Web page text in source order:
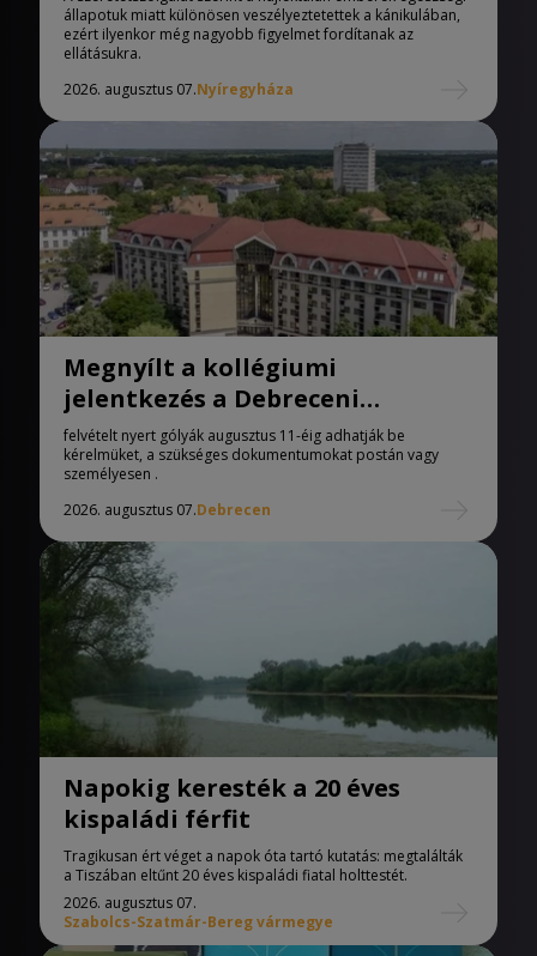
állapotuk miatt különösen veszélyeztetettek a kánikulában,
ezért ilyenkor még nagyobb figyelmet fordítanak az
ellátásukra.
2026. augusztus 07.Nyíregyháza
Megnyílt a kollégiumi
jelentkezés a Debreceni
Egyetemen
felvételt nyert gólyák augusztus 11-éig adhatják be
kérelmüket, a szükséges dokumentumokat postán vagy
személyesen .
2026. augusztus 07.Debrecen
Napokig keresték a 20 éves
kispaládi férfit
Tragikusan ért véget a napok óta tartó kutatás: megtalálták
a Tiszában eltűnt 20 éves kispaládi fiatal holttestét.
2026. augusztus 07.
Szabolcs-Szatmár-Bereg vármegye